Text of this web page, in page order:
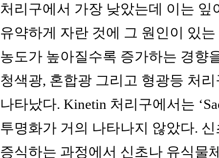
처리구에서 가장 낮았는데 이는 잎
유약하게 자란 것에 그 원인이 있
농도가 높아질수록 증가하는 경향
청색광, 혼합광 그리고 형광등 처
나타났다. Kinetin 처리구에서는
투명화가 거의 나타나지 않았다.
증식하는 과정에서 신초나 유식물